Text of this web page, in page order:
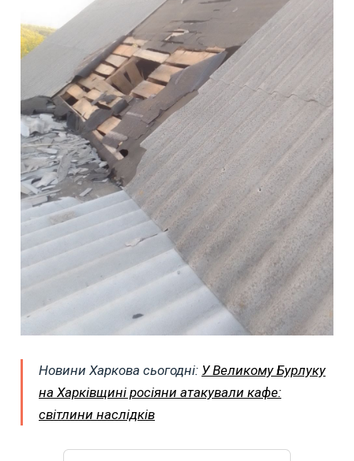
Новини Харкова сьогодні: У Великому Бурлуку
на Харківщині росіяни атакували кафе:
світлини наслідків